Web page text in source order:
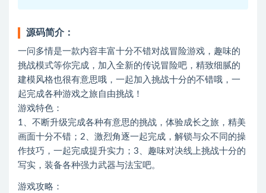
源码简介：
一问多情是一款内容丰富十分不错对战冒险游戏，趣味的
挑战模式等你完成，加入全新的传说冒险吧，精致细腻的
建模风格也很有意思哦，一起加入挑战十分的不错哦，一
起完成各种游戏之旅自由挑战！
游戏特色：
1、不断升级完成各种有意思的挑战，体验成长之旅，精美
画面十分不错；2、激烈角逐一起完成，解锁与众不同的操
作技巧，一起完成提升实力；3、趣味对决线上挑战十分的
写实，装备各种强力武器与法宝吧。
游戏攻略：